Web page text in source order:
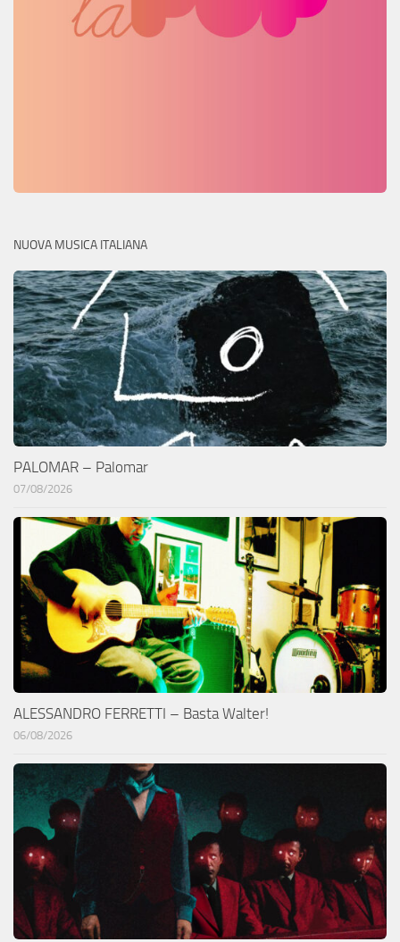
NUOVA MUSICA ITALIANA
PALOMAR – Palomar
07/08/2026
ALESSANDRO FERRETTI – Basta Walter!
06/08/2026